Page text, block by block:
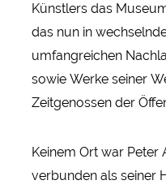
Künstlers das
das nun in
umfangreichen
sowie Werke seiner
Zeitgenossen der
Keinem Ort war
verbunden als seiner